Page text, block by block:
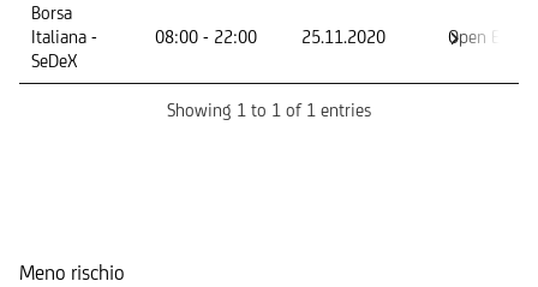
Segmento
negoziazione
di
giorno di
Borsa
Italiana -
SeDeX
08:00 - 22:00 25.11.2020 Open End
Showing 1 to 1 of 1 entries
Meno rischio